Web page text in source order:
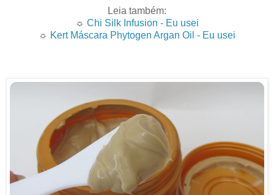
Leia também:
☼ Chi Silk Infusion - Eu usei
☼ Kert Máscara Phytogen Argan Oil - Eu usei